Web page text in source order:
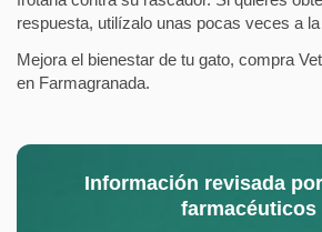
respuesta, utilízalo unas pocas veces a
Mejora el bienestar de tu gato, compra
en Farmagranada.
Información revisada
farmacéuticos